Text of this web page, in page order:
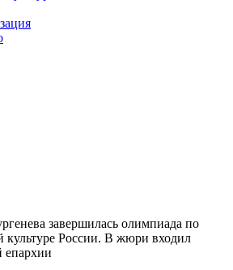
завершилась олимпиада по
культуре России. В жюри входил
епархии